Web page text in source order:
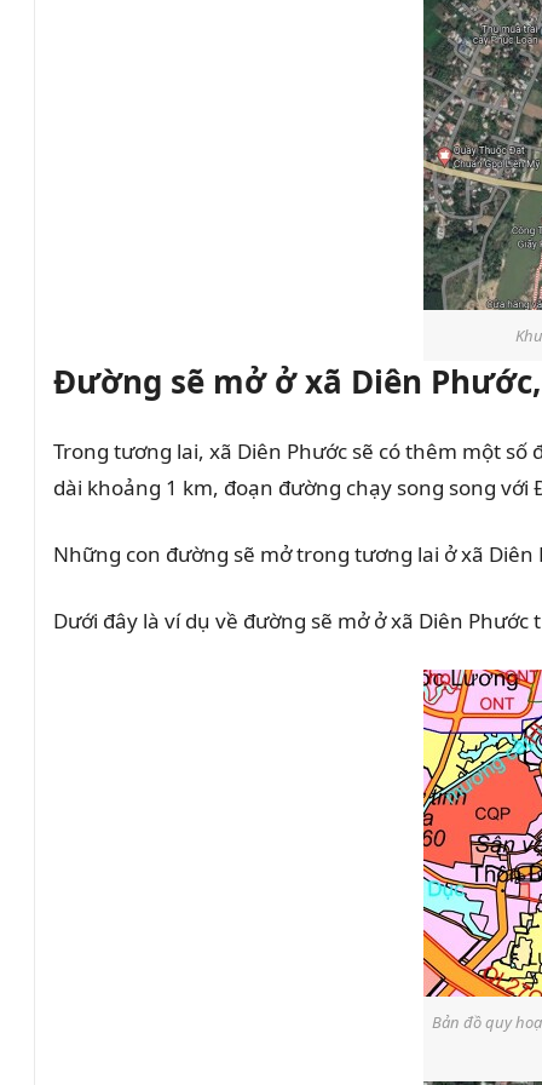
Đường sẽ mở ở xã Diên
Trong tương lai, xã Diên Phước sẽ có thêm một
dài khoảng 1 km, đoạn đường chạy song song
Những con đường sẽ mở trong tương lai ở xã
Dưới đây là ví dụ về đường sẽ mở ở xã Diên
Bản đồ quy